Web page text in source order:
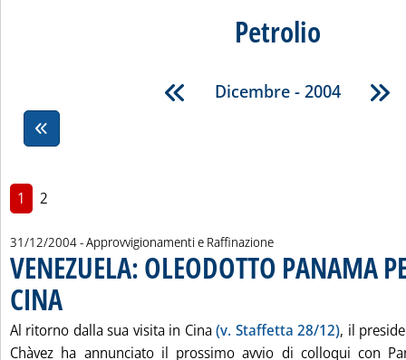
Petrolio
Dicembre - 2004
1 2
31/12/2004- Approvvigionamenti e Raffinazione
VENEZUELA: OLEODOTTO PANAMA
CINA
Al ritorno dalla sua visita in Cina(v. Staffetta 28/12), il
Chàvez ha annunciato il prossimo avvio di colloqui con